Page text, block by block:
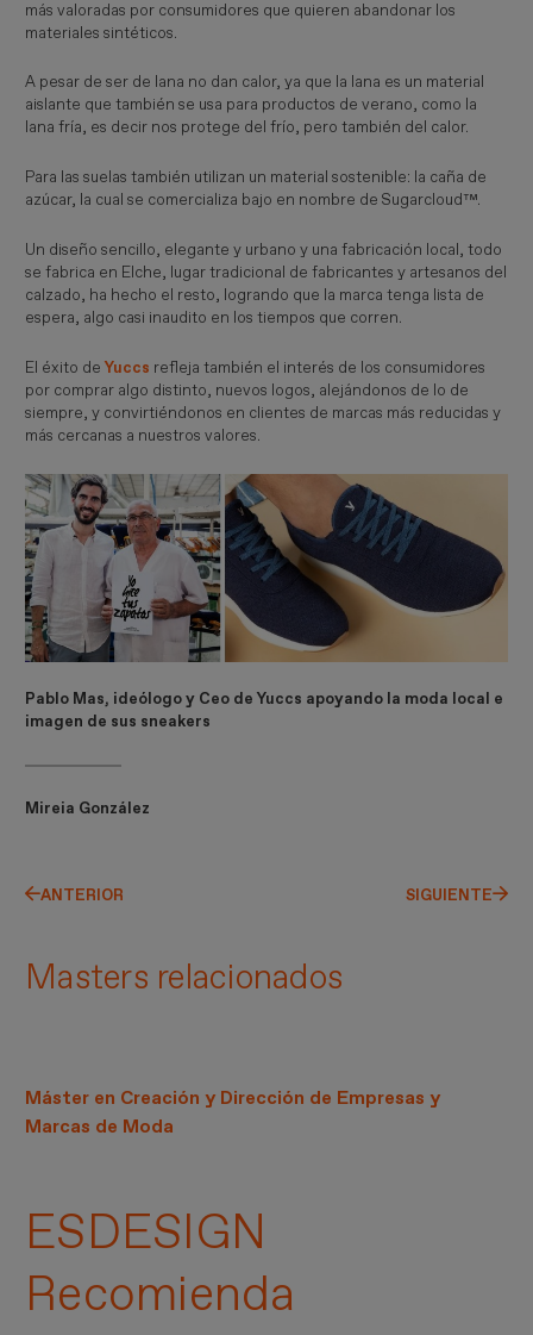
más valoradas por consumidores que quieren abandonar los
materiales sintéticos.
A pesar de ser de lana no dan calor, ya que la lana es un material
aislante que también se usa para productos de verano, como la
lana fría, es decir nos protege del frío, pero también del calor.
Para las suelas también utilizan un material sostenible: la caña de
azúcar, la cual se comercializa bajo en nombre de Sugarcloud™.
Un diseño sencillo, elegante y urbano y una fabricación local, todo
se fabrica en Elche, lugar tradicional de fabricantes y artesanos del
calzado, ha hecho el resto, logrando que la marca tenga lista de
espera, algo casi inaudito en los tiempos que corren.
El éxito deYuccs refleja también el interés de los consumidores
por comprar algo distinto, nuevos logos, alejándonos de lo de
siempre, y convirtiéndonos en clientes de marcas más reducidas y
más cercanas a nuestros valores.
Pablo Mas, ideólogo y Ceo de Yuccs apoyando la moda local e
imagen de sus sneakers
Mireia González
ANTERIOR SIGUIENTE
Masters relacionados
Máster en Creación y Dirección de Empresas y
Marcas de Moda
ESDESIGN
Recomienda